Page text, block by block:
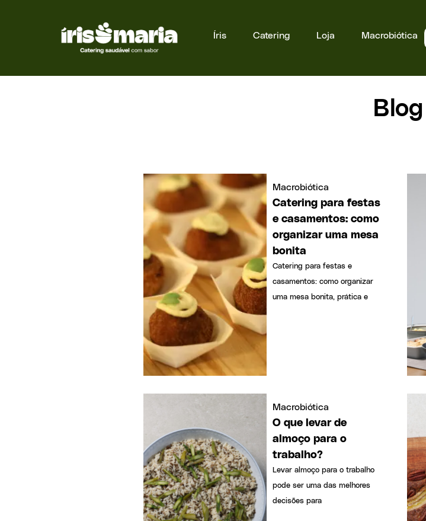
Íris Catering Loja Macrobiótica
Blog
Macrobiótica
Catering para festas
e casamentos: como
organizar uma mesa
bonita
Catering para festas e
casamentos: como organizar
uma mesa bonita, prática e
Macrobiótica
O que levar de
almoço para o
trabalho?
Levar almoço para o trabalho
pode ser uma das melhores
decisões para